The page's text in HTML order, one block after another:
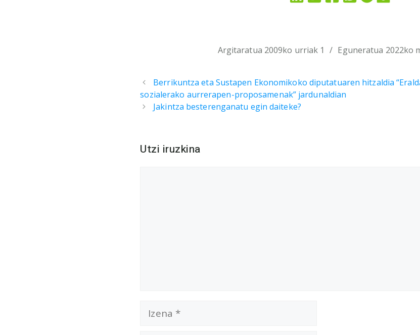
Eguneratua 2022ko
Argitaratua 2009ko urriak 1
Berrikuntza eta Sustapen Ekonomikoko diputatuaren hitzaldia
sozialerako aurrerapen-proposamenak” jardunaldian
Jakintza besterenganatu egin daiteke?
Utzi iruzkina
Izena